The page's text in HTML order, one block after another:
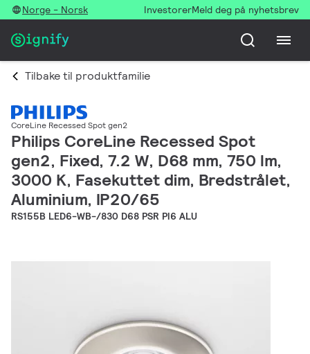
Norge - Norsk InvestorerMeld deg på nyhetsbrev
Tilbake til produktfamilie
CoreLine Recessed Spot gen2
Philips CoreLine Recessed Spot
gen2, Fixed, 7.2 W, D68 mm, 750 lm,
3000 K, Fasekuttet dim, Bredstrålet,
Aluminium, IP20/65
RS155B LED6-WB-/830 D68 PSR PI6 ALU